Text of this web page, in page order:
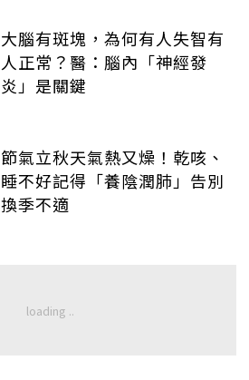
大腦有斑塊，為何有人失智有
人正常？醫：腦內「神經發
炎」是關鍵
節氣立秋天氣熱又燥！乾咳、
睡不好記得「養陰潤肺」告別
換季不適